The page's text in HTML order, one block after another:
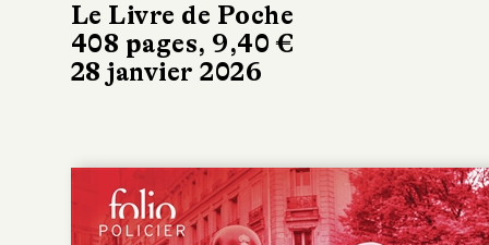
Le Livre de Poche
408 pages, 9,40 €
28 janvier 2026